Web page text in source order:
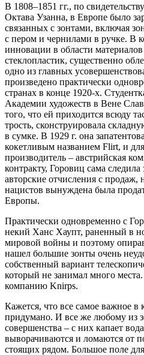
В 1808–1851 гг., по
Октава Узанна, в Европе было
связанных с зонтами, включая
с пером и чернилами в ручке. В
инновации в области
стеклопластик, существенно
одно из главных
произведено практически
странах в конце 1920-х.
Академии художеств в Вене
того, что ей приходится всюду
трость, сконструировала
в сумке. В 1929 г. она
кокетливым названием Flirt, и
производитель – австрийская
контракту, Горовиц сама
авторские отчисления с продаж,
нацистов вынуждена была
Европы.
Практически одновременно с
некий Ханс Хаупт, раненный в
мировой войны и поэтому
нашел большие зонты очень
собственный вариант
который не занимал много
компанию Knirps.
Кажется, что все самое важное
придумано. И все же любому из
совершенства – с них капает
выворачиваются и ломаются от
стоящих рядом. Большое поле